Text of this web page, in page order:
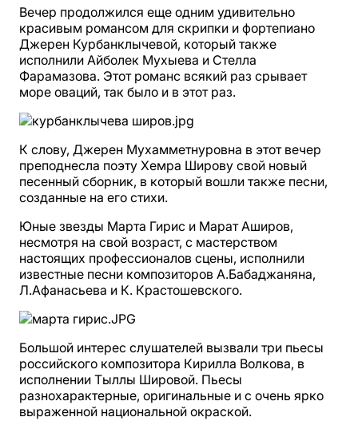
Вечер продолжился еще одним удивительно
красивым романсом для скрипки и фортепиано
Джерен Курбанклычевой, который также
исполнили Айболек Мухыева и Стелла
Фарамазова. Этот романс всякий раз срывает
море оваций, так было и в этот раз.
К слову, Джерен Мухамметнуровна в этот вечер
преподнесла поэту Хемра Широву свой новый
песенный сборник, в который вошли также песни,
созданные на его стихи.
Юные звезды Марта Гирис и Марат Аширов,
несмотря на свой возраст, с мастерством
настоящих профессионалов сцены, исполнили
известные песни композиторов А.Бабаджаняна,
Л.Афанасьева и К. Крастошевского.
Большой интерес слушателей вызвали три пьесы
российского композитора Кирилла Волкова, в
исполнении Тыллы Шировой. Пьесы
разнохарактерные, оригинальные и с очень ярко
выраженной национальной окраской.